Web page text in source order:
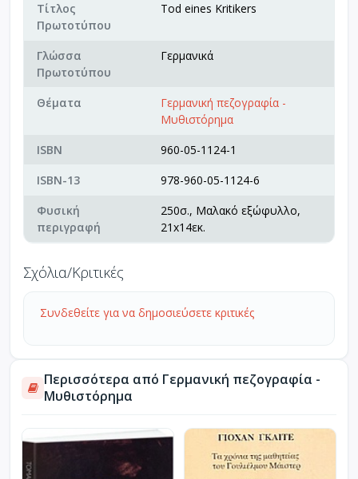
Τίτλος
Πρωτοτύπου
Tod eines Kritikers
Γλώσσα
Πρωτοτύπου
Γερμανικά
Θέματα
Γερμανική πεζογραφία -
Μυθιστόρημα
ISBN
960-05-1124-1
ISBN-13
978-960-05-1124-6
Φυσική
περιγραφή
250σ., Μαλακό εξώφυλλο,
21x14εκ.
Σχόλια/Κριτικές
Συνδεθείτε για να δημοσιεύσετε κριτικές
Περισσότερα από Γερμανική πεζογραφία -
Μυθιστόρημα